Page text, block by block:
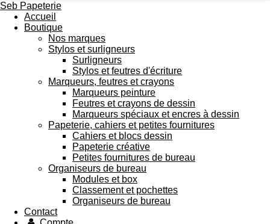
Seb Papeterie
Accueil
Boutique
Nos marques
Stylos et surligneurs
Surligneurs
Stylos et feutres d'écriture
Marqueurs, feutres et crayons
Marqueurs peinture
Feutres et crayons de dessin
Marqueurs spéciaux et encres à dessin
Papeterie, cahiers et petites fournitures
Cahiers et blocs dessin
Papeterie créative
Petites fournitures de bureau
Organiseurs de bureau
Modules et box
Classement et pochettes
Organiseurs de bureau
Contact